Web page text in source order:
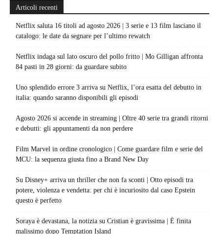
Articoli recenti
Netflix saluta 16 titoli ad agosto 2026 | 3 serie e 13 film lasciano il
catalogo: le date da segnare per l’ultimo rewatch
Netflix indaga sul lato oscuro del pollo fritto | Mo Gilligan affronta
84 pasti in 28 giorni: da guardare subito
Uno splendido errore 3 arriva su Netflix, l’ora esatta del debutto in
italia: quando saranno disponibili gli episodi
Agosto 2026 si accende in streaming | Oltre 40 serie tra grandi ritorni
e debutti: gli appuntamenti da non perdere
Film Marvel in ordine cronologico | Come guardare film e serie del
MCU: la sequenza giusta fino a Brand New Day
Su Disney+ arriva un thriller che non fa sconti | Otto episodi tra
potere, violenza e vendetta: per chi è incuriosito dal caso Epstein
questo è perfetto
Soraya è devastana, la notizia su Cristian è gravissima | È finita
malissimo dopo Temptation Island